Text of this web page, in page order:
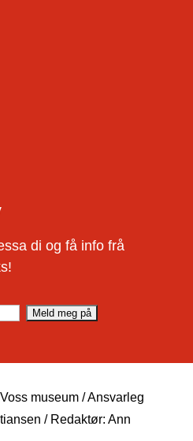
di og få info frå
museum / Ansvarleg
/ Redaktør: Ann